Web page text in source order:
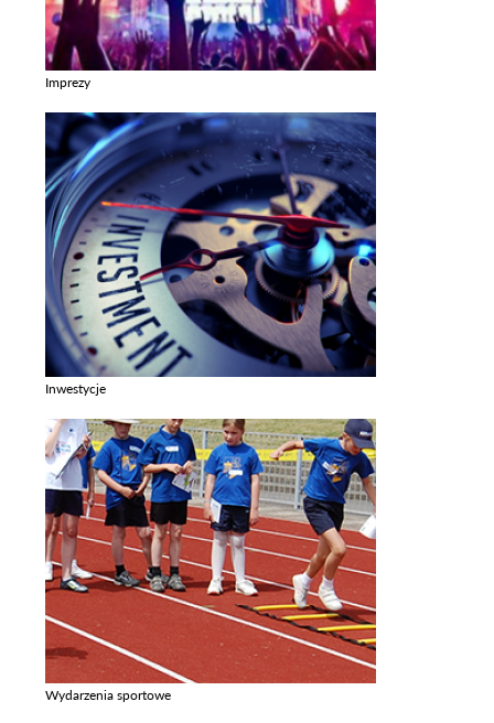
Imprezy
Inwestycje
Wydarzenia sportowe